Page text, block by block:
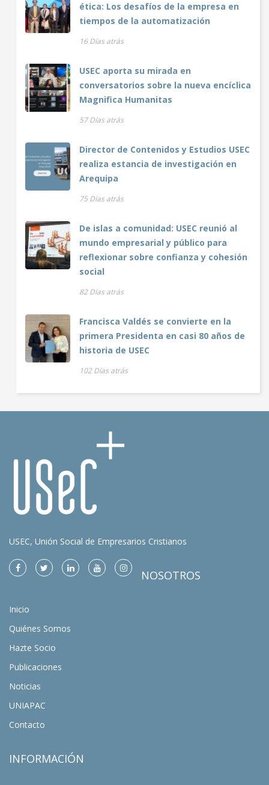
ética: Los desafíos de la empresa en
tiempos de la automatización
16 Días atrás
USEC aporta su mirada en
conversatorios sobre la nueva encíclica
Magnifica Humanitas
57 Días atrás
Director de Contenidos y Estudios USEC
realiza estancia de investigación en
Arequipa
75 Días atrás
De islas a comunidad: USEC reunió al
mundo empresarial y público para
reflexionar sobre confianza y cohesión
social
82 Días atrás
Francisca Valdés se convierte en la
primera Presidenta en casi 80 años de
historia de USEC
102 Días atrás
USEC, Unión Social de Empresarios Cristianos
NOSOTROS
Inicio
Quiénes Somos
Hazte Socio
Publicaciones
Noticias
UNIAPAC
Contacto
INFORMACIÓN